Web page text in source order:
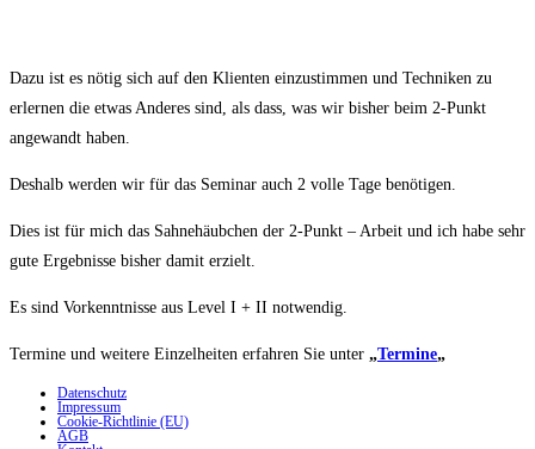
Dazu ist es nötig sich auf den Klienten einzustimmen und Techniken zu
erlernen die etwas Anderes sind, als dass, was wir bisher beim 2-Punkt
angewandt haben.
Deshalb werden wir für das Seminar auch 2 volle Tage benötigen.
Dies ist für mich das Sahnehäubchen der 2-Punkt – Arbeit und ich habe sehr
gute Ergebnisse bisher damit erzielt.
Es sind Vorkenntnisse aus Level I + II notwendig.
Termine und weitere Einzelheiten erfahren Sie unter „Termine„
Datenschutz
Impressum
Cookie-Richtlinie (EU)
AGB